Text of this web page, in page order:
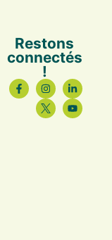
Restons
connectés
!